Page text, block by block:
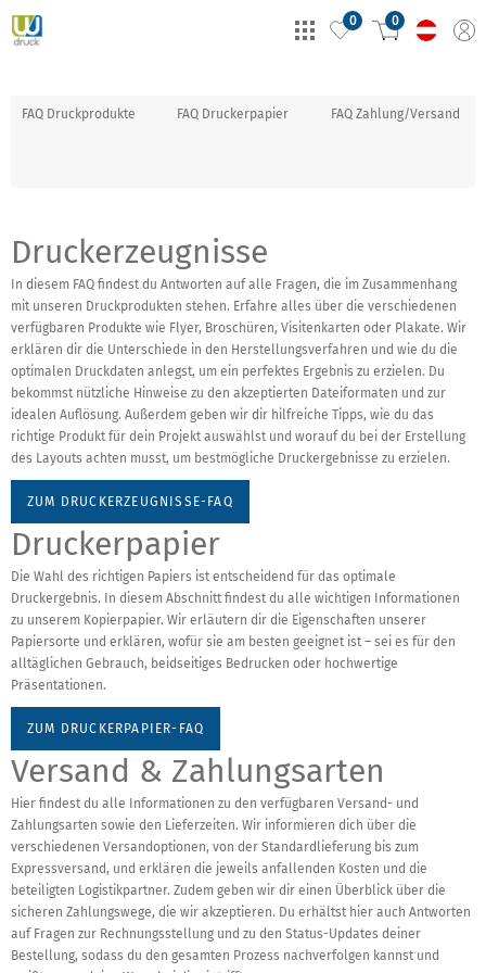
0 0
FAQ Druckprodukte FAQ Druckerpapier FAQ Zahlung/Versand
Druckerzeugnisse
In diesem FAQ findest du Antworten auf alle Fragen, die im Zusammenhang
mit unseren Druckprodukten stehen. Erfahre alles über die verschiedenen
verfügbaren Produkte wie Flyer, Broschüren, Visitenkarten oder Plakate. Wir
erklären dir die Unterschiede in den Herstellungsverfahren und wie du die
optimalen Druckdaten anlegst, um ein perfektes Ergebnis zu erzielen. Du
bekommst nützliche Hinweise zu den akzeptierten Dateiformaten und zur
idealen Auflösung. Außerdem geben wir dir hilfreiche Tipps, wie du das
richtige Produkt für dein Projekt auswählst und worauf du bei der Erstellung
des Layouts achten musst, um bestmögliche Druckergebnisse zu erzielen.
ZUM DRUCKERZEUGNISSE-FAQ
Druckerpapier
Die Wahl des richtigen Papiers ist entscheidend für das optimale
Druckergebnis. In diesem Abschnitt findest du alle wichtigen Informationen
zu unserem Kopierpapier. Wir erläutern dir die Eigenschaften unserer
Papiersorte und erklären, wofür sie am besten geeignet ist – sei es für den
alltäglichen Gebrauch, beidseitiges Bedrucken oder hochwertige
Präsentationen.
ZUM DRUCKERPAPIER-FAQ
Versand & Zahlungsarten
Hier findest du alle Informationen zu den verfügbaren Versand- und
Zahlungsarten sowie den Lieferzeiten. Wir informieren dich über die
verschiedenen Versandoptionen, von der Standardlieferung bis zum
Expressversand, und erklären die jeweils anfallenden Kosten und die
beteiligten Logistikpartner. Zudem geben wir dir einen Überblick über die
sicheren Zahlungswege, die wir akzeptieren. Du erhältst hier auch Antworten
auf Fragen zur Rechnungsstellung und zu den Status-Updates deiner
Bestellung, sodass du den gesamten Prozess nachverfolgen kannst und